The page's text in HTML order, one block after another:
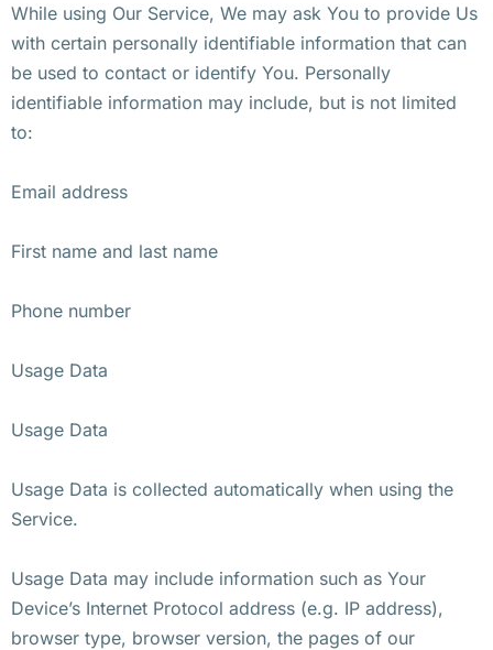
While using Our Service, We may ask You to provide Us
with certain personally identifiable information that can
be used to contact or identify You. Personally
identifiable information may include, but is not limited
to:
Email address
First name and last name
Phone number
Usage Data
Usage Data
Usage Data is collected automatically when using the
Service.
Usage Data may include information such as Your
Device’s Internet Protocol address (e.g. IP address),
browser type, browser version, the pages of our